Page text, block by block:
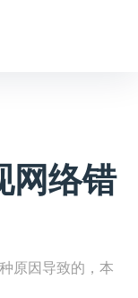
网络错
原因导致的，本